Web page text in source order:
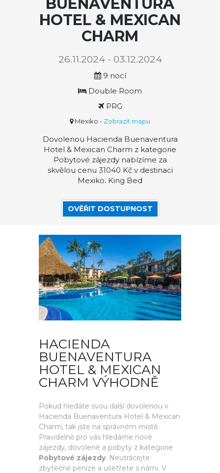
BUENAVENTURA
HOTEL & MEXICAN
CHARM
26.11.2024 - 03.12.2024
9 nocí
Double Room
PRG
Mexiko - Zobrazit mapu
Dovolenou Hacienda Buenaventura
Hotel & Mexican Charm z kategorie
Pobytové zájezdy nabízíme za
skvělou cenu 31040 Kč v destinaci
Mexiko. King Bed
OVĚŘIT DOSTUPNOST
HACIENDA
BUENAVENTURA
HOTEL & MEXICAN
CHARM VÝHODNĚ
Pokud hledáte svou další dovolenou v
Hacienda Buenaventura Hotel & Mexican
Charm, tak jste na správném místě.
Pravidelně pro vás hledáme nové
zájezdy, dovolené a pobyty z kategorie
Pobytové zájezdy. Neutrácejte
zbytečně peníze a ušetřete s námi. V